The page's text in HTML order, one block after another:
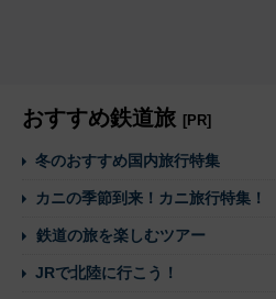
おすすめ鉄道旅 [PR]
冬のおすすめ国内旅行特集
カニの季節到来！カニ旅行特集！
鉄道の旅を楽しむツアー
JRで北陸に行こう！